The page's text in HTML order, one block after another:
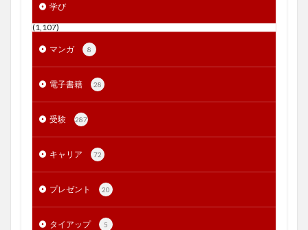
学び
(1,107)
マンガ 8
電子書籍 28
受験 287
キャリア 72
プレゼント 20
タイアップ 5